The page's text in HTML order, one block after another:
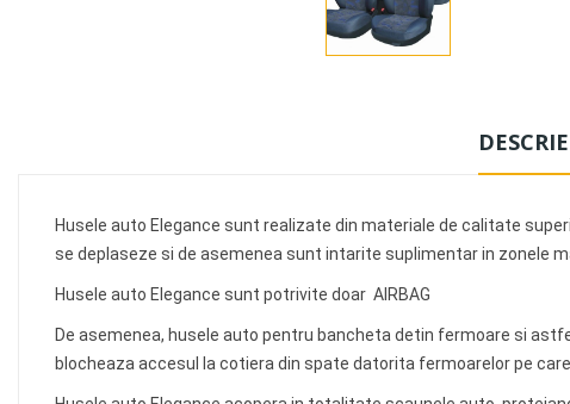
Husele auto Elegance sunt realizate din materiale de calitate
se deplaseze si de asemenea sunt intarite suplimentar in zonele
Husele auto Elegance sunt potrivite doar AIRBAG
De asemenea, husele auto pentru bancheta detin fermoare si
blocheaza accesul la cotiera din spate datorita fermoarelor pe